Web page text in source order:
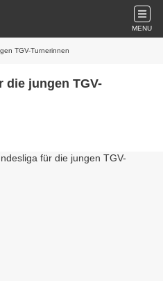
MENU
TGV-Turnerinnen
die jungen TGV-